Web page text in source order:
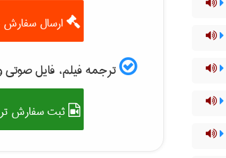
ارسال سفارش
ترجمه فیلم، فایل
ثبت سفارش